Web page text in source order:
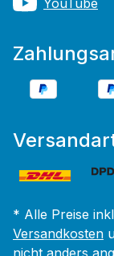
YouTube
* Alle Preise
Versandkosten